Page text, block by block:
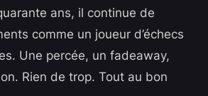
ans, il continue de
comme un joueur d’échecs
Une percée, un fadeaway,
Rien de trop. Tout au bon